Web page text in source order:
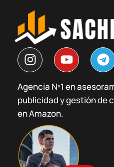
I
n
s
t
a
g
r
a
m
Y
o
u
t
u
e
T
e
l
e
g
Agencia Nº1 en
publicidad y gestión de
en Amazon.